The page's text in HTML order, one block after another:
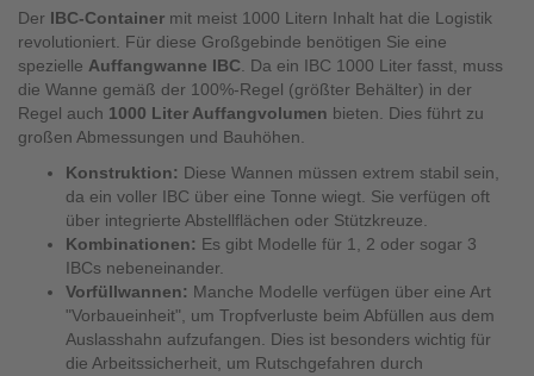
Der IBC-Container mit meist 1000 Litern Inhalt hat die Logistik
revolutioniert. Für diese Großgebinde benötigen Sie eine
spezielle Auffangwanne IBC . Da ein IBC 1000 Liter fasst, muss
die Wanne gemäß der 100%-Regel (größter Behälter) in der
Regel auch 1000 Liter Auffangvolumen bieten. Dies führt zu
großen Abmessungen und Bauhöhen.
Konstruktion: Diese Wannen müssen extrem stabil sein,
da ein voller IBC über eine Tonne wiegt. Sie verfügen oft
über integrierte Abstellflächen oder Stützkreuze.
Kombinationen: Es gibt Modelle für 1, 2 oder sogar 3
IBCs nebeneinander.
Vorfüllwannen: Manche Modelle verfügen über eine Art
"Vorbaueinheit", um Tropfverluste beim Abfüllen aus dem
Auslasshahn aufzufangen. Dies ist besonders wichtig für
die Arbeitssicherheit, um Rutschgefahren durch